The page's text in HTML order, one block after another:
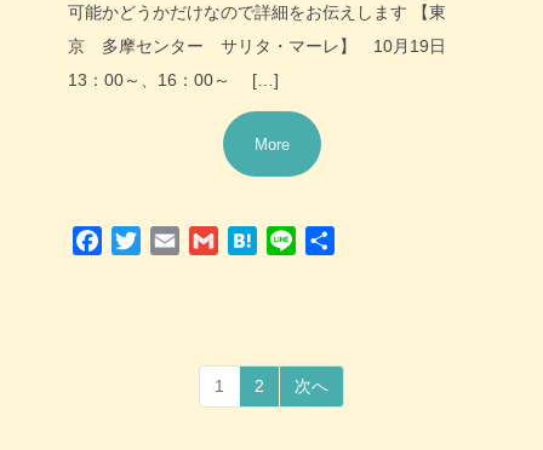
可能かどうかだけなので詳細をお伝えします 【東
京 多摩センター サリタ・マーレ】 10月19日
13：00～、16：00～ […]
More
Facebook
TwitterEmail Gmail Hatena
Line
1 2 次へ